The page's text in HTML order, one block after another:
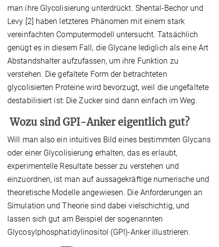
man ihre Glycolisierung unterdrückt. Shental-Bechor und
Levy [2] haben letzteres Phänomen mit einem stark
vereinfachten Computermodell untersucht. Tatsächlich
genügt es in diesem Fall, die Glycane lediglich als eine Art
Abstandshalter aufzufassen, um ihre Funktion zu
verstehen. Die gefaltete Form der betrachteten
glycolisierten Proteine wird bevorzugt, weil die ungefaltete
destabilisiert ist: Die Zucker sind dann einfach im Weg.
Wozu sind GPI-Anker eigentlich gut?
Will man also ein intuitives Bild eines bestimmten Glycans
oder einer Glycolisierung erhalten, das es erlaubt,
experimentelle Resultate besser zu verstehen und
einzuordnen, ist man auf aussagekräftige numerische und
theoretische Modelle angewiesen. Die Anforderungen an
Simulation und Theorie sind dabei vielschichtig, und
lassen sich gut am Beispiel der sogenannten
Glycosylphosphatidylinositol (GPI)-Anker illustrieren.